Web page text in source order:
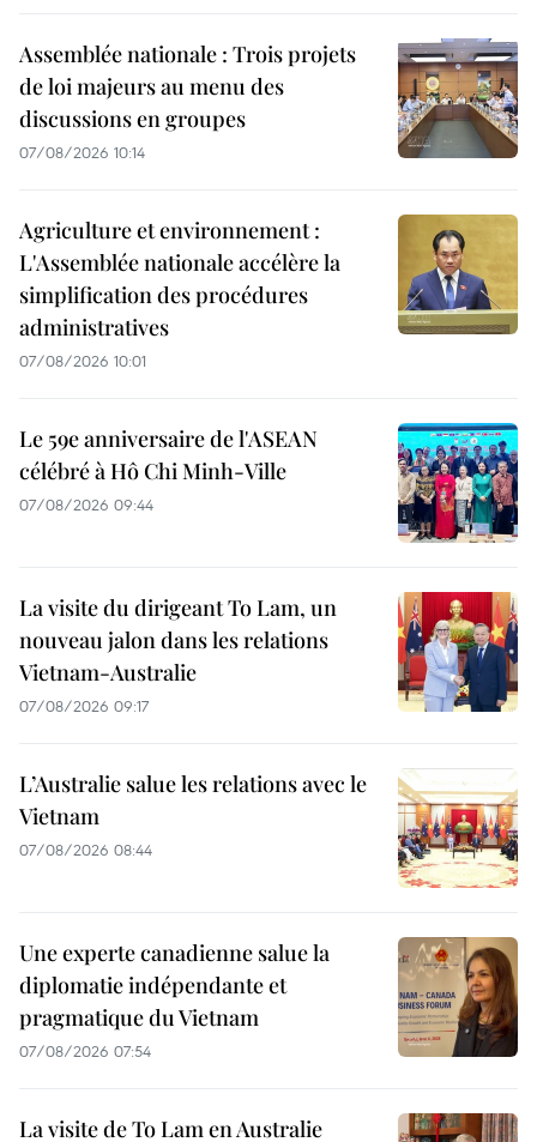
Assemblée nationale : Trois projets
de loi majeurs au menu des
discussions en groupes
07/08/2026 10:14
Agriculture et environnement :
L'Assemblée nationale accélère la
simplification des procédures
administratives
07/08/2026 10:01
Le 59e anniversaire de l'ASEAN
célébré à Hô Chi Minh-Ville
07/08/2026 09:44
La visite du dirigeant To Lam, un
nouveau jalon dans les relations
Vietnam-Australie
07/08/2026 09:17
L’Australie salue les relations avec le
Vietnam
07/08/2026 08:44
Une experte canadienne salue la
diplomatie indépendante et
pragmatique du Vietnam
07/08/2026 07:54
La visite de To Lam en Australie